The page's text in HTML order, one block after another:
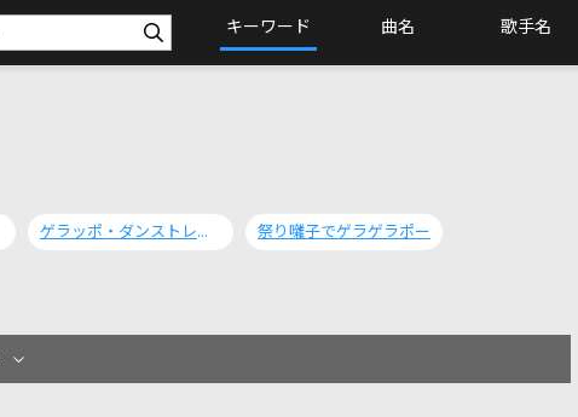
キーワード 曲名 歌手名
ゲラッポ・ダンストレイン 祭り囃子でゲラゲラポー